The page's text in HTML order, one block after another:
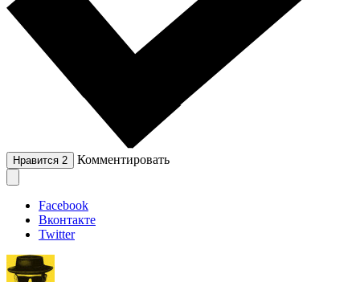
Нравится 2 Комментировать
Facebook
Вконтакте
Twitter